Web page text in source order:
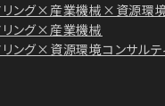
リング×産業機械×資源環
リング×産業機械
リング×資源環境コンサルテ